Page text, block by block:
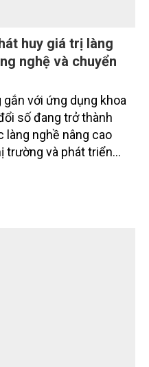
huy giá trị làng
nghệ và chuyển
với ứng dụng khoa
số đang trở thành
làng nghề nâng cao
trường và phát triển
cơ sở sản xuất đã
tư công nghệ, xây